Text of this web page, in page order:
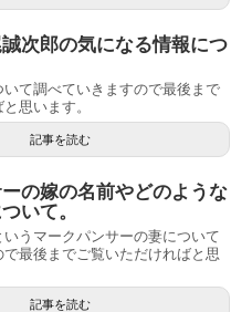
次郎の気になる情報につ
て調べていきますので最後まで
思います。
記事を読む
の嫁の名前やどのような
いて。
うマークパンサーの妻について
最後までご覧いただければと思
記事を読む